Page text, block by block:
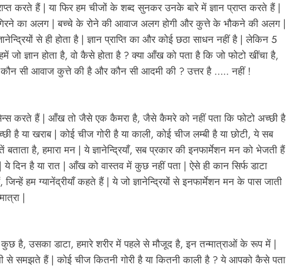
करते हैं | या फिर हम चीजों के शब्द सुनकर उनके बारे में ज्ञान प्राप्त करते हैं |
का अलग | बच्चे के रोने की आवाज अलग होगी और कुत्ते के भौकने की अलग |
से ही होता है | ज्ञान प्राप्ति का और कोई छठा साधन नहीं है | लेकिन 5
ज्ञान होता है, वो कैसे होता है ? क्या आँख को पता है कि जो फोटो खींचा है,
कौन सी आवाज कुत्ते की है और कौन सी आदमी की ? उत्तर है ….. नहीं !
करते हैं | आँख तो जैसे एक कैमरा है, जैसे कैमरे को नहीं पता कि फोटो अच्छी है
है या खराब | कोई चीज गोरी है या काली, कोई चीज लम्बी है या छोटी, ये सब
है, हमारा मन | ये ज्ञानेन्द्रियाँ, सब प्रकार की इनफार्मेशन मन को भेजती हैं
दिन है या रात | आँख को वास्तव में कुछ नहीं पता | ऐसे ही कान सिर्फ डाटा
हम ग्यानेंद्रीयाँ कहते हैं | ये जो ज्ञानेन्द्रियों से इनफार्मेशन मन के पास जाती
|
कुछ है, उसका डाटा, हमारे शरीर में पहले से मौजूद है, इन तन्मात्राओं के रूप में |
हैं | कोई चीज कितनी गोरी है या कितनी काली है ? ये आपको कैसे पता